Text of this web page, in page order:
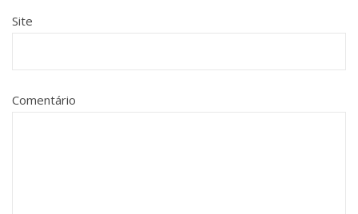
Site
Comentário